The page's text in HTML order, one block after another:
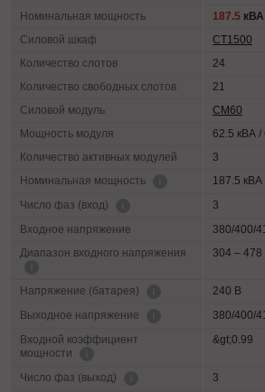
Номинальная мощность
187.5 кВА
Силовой шкаф
СТ1500
Количество слотов
24
Количество свободных слотов
21
Силовой модуль
СМ60
Мощность модуля
62.5 кВА /
Количество активных модулей
3
Номинальная мощность
187.5 кВА
Число фаз (вход)
3
Входное напряжение
380/400/
Диапазон входного напряжения
304 – 478
Напряжение (батарея)
240 В
Выходное напряжение
380/400/
Входной коэффициент
мощности
&gt;0.99
Число фаз (выход)
3